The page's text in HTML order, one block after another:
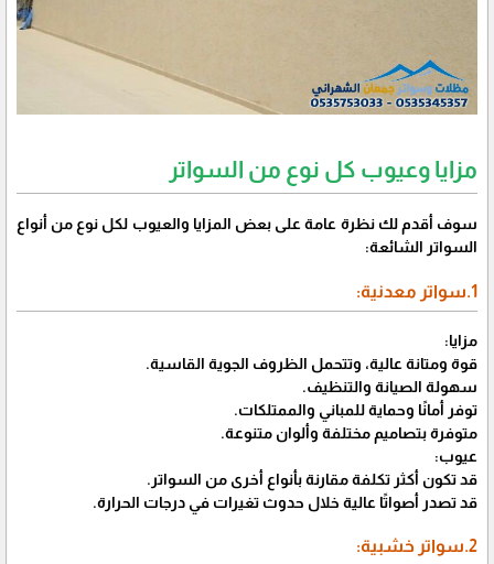
مزايا وعيوب كل نوع من السواتر
سوف أقدم لك نظرة عامة على بعض المزايا والعيوب لكل نوع من أنواع
السواتر الشائعة:
1.سواتر معدنية:
مزايا:
قوة ومتانة عالية، وتتحمل الظروف الجوية القاسية.
سهولة الصيانة والتنظيف.
توفر أمانًا وحماية للمباني والممتلكات.
متوفرة بتصاميم مختلفة وألوان متنوعة.
عيوب:
قد تكون أكثر تكلفة مقارنة بأنواع أخرى من السواتر.
قد تصدر أصواتًا عالية خلال حدوث تغيرات في درجات الحرارة.
2.سواتر خشبية: